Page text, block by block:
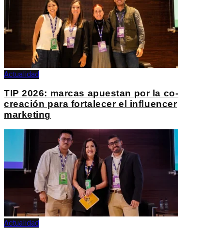
Actualidad
TIP 2026: marcas apuestan por la co-
creación para fortalecer el influencer
marketing
Actualidad